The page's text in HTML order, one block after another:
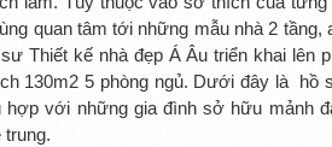
quan tâm tới những mẫu nhà 2
Thiết kế nhà đẹp Á Âu triển khai lên
130m2 5 phòng ngủ. Dưới đây là hồ
hợp với những gia đình sở hữu mảnh